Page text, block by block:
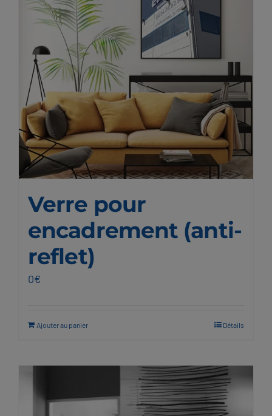
Verre pour
encadrement (anti-
reflet)
0€
Ajouter au panier Détails